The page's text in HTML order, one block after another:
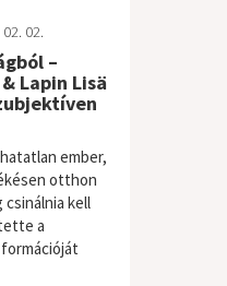
02.
–
Lapin Lisä
ember,
otthon
csinálnia kell
a